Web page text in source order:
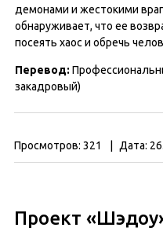
демонами и жестокими
обнаруживает, что ее
посеять хаос и обречь
Перевод:
закадровый)
Просмотров: 321 Дата:
Проект